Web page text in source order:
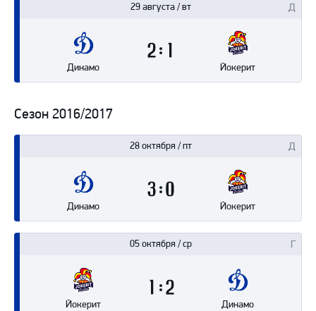
29 августа / вт
Динамо
2
Йокерит
Сезон 2016/2017
28 октября / пт
Динамо
3
Йокерит
0
05 октября / ср
Йокерит
1
Динамо
2